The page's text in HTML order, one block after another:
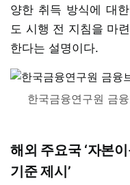
양한 취득 방식에 대
도 시행 전 지침을 마
한다는 설명이다.
한국금융연구원 금
해외 주요국 ‘자본
기준 제시’